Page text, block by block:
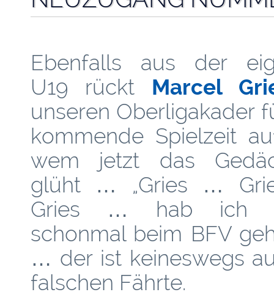
Ebenfalls aus der
U19 rückt Marcel
unseren Oberligakader
kommende Spielzeit
wem jetzt das
glüht … „Gries …
Gries … hab ich
schonmal beim BFV
… der ist keineswegs
falschen Fährte.